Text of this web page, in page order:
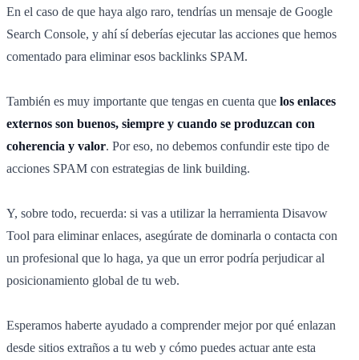
En el caso de que haya algo raro, tendrías un mensaje de Google
Search Console, y ahí sí deberías ejecutar las acciones que hemos
comentado para eliminar esos backlinks SPAM.
También es muy importante que tengas en cuenta que los enlaces
externos son buenos, siempre y cuando se produzcan con
coherencia y valor. Por eso, no debemos confundir este tipo de
acciones SPAM con estrategias de link building.
Y, sobre todo, recuerda: si vas a utilizar la herramienta Disavow
Tool para eliminar enlaces, asegúrate de dominarla o contacta con
un profesional que lo haga, ya que un error podría perjudicar al
posicionamiento global de tu web.
Esperamos haberte ayudado a comprender mejor por qué enlazan
desde sitios extraños a tu web y cómo puedes actuar ante esta